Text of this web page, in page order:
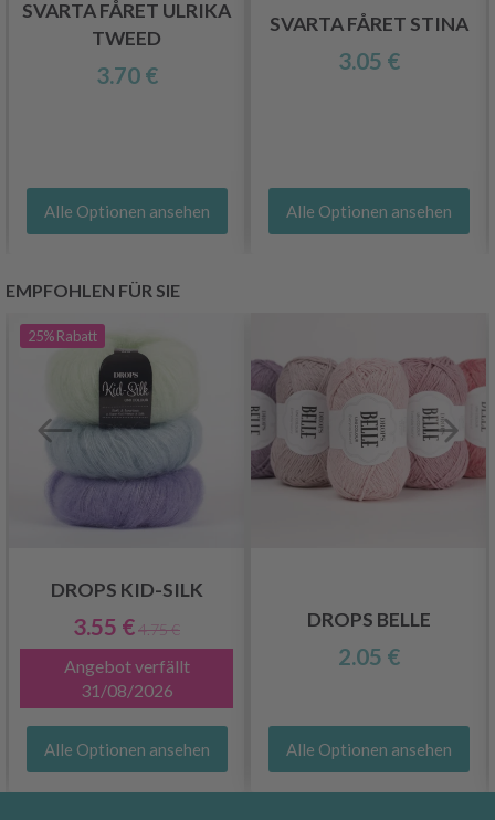
SVARTA FÅRET ULRIKA
TWEED
3.70 €
Alle Optionen ansehen
SVARTA FÅRET STINA
3.05 €
Alle Optionen ansehen
EMPFOHLEN FÜR SIE
25%Rabatt
DROPS KID-SILK
3.55 €4.75 €
Angebot verfällt
31/08/2026
Alle Optionen ansehen
DROPS BELLE
2.05 €
Alle Optionen ansehen